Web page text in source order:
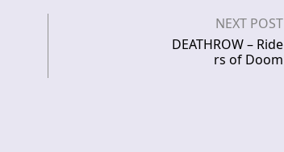
NEXT POST
DEATHROW – Ride
rs of Doom